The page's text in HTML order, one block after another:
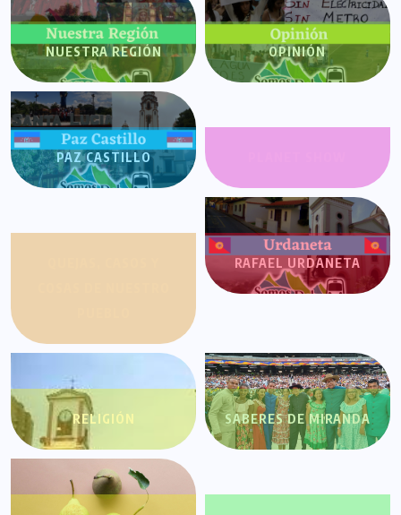
NUESTRA REGIÓN OPINIÓN
PAZ CASTILLO
RAFAEL URDANETA
RELIGIÓN SABERES DE MIRANDA